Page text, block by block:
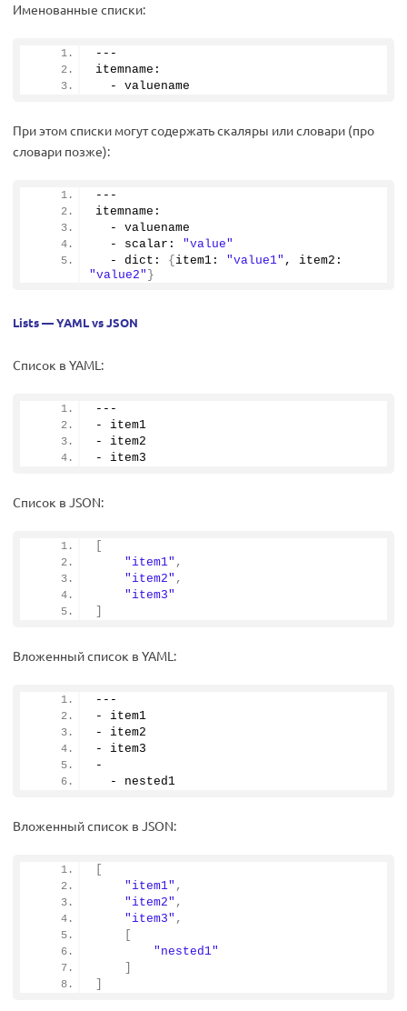
Именованные списки:
---
itemname:
  - valuename
При этом списки могут содержать скаляры или словари (про
словари позже):
---
itemname:
  - valuename
  - scalar:
"value"
  - dict:
{ item1: "value1"
"value2" }
Lists — YAML vs JSON
Список в YAML:
---
- item1
- item2
- item3
Список в JSON:
"item1" ,
"item2" ,
"item3"
Вложенный список в YAML:
---
- item1
- item2
- item3
-
  - nested1
Вложенный список в JSON:
"item1" ,
"item2" ,
"item3" ,
"nested1"